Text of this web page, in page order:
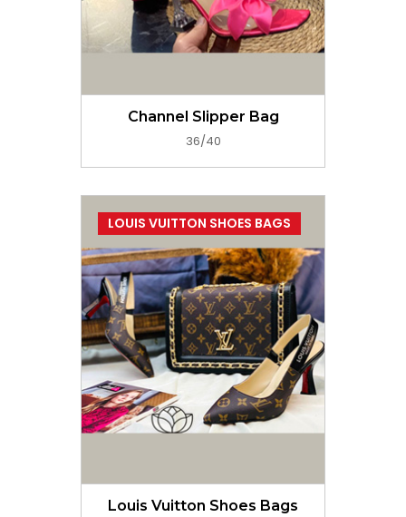
Channel Slipper Bag
36/40
LOUIS VUITTON SHOES BAGS
Louis Vuitton Shoes Bags